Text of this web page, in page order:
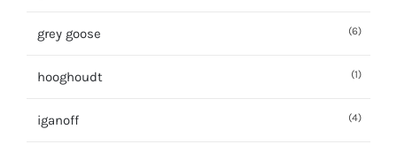
grey goose (6)
hooghoudt (1)
iganoff (4)